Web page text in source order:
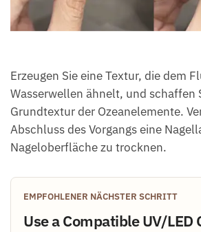
Erzeugen Sie eine Textur, die dem
Wasserwellen ähnelt, und schaffen
Grundtextur der Ozeanelemente.
Abschluss des Vorgangs eine
Nageloberfläche zu trocknen.
EMPFOHLENER NÄCHSTER SCHRITT
Use a Compatible UV/LED